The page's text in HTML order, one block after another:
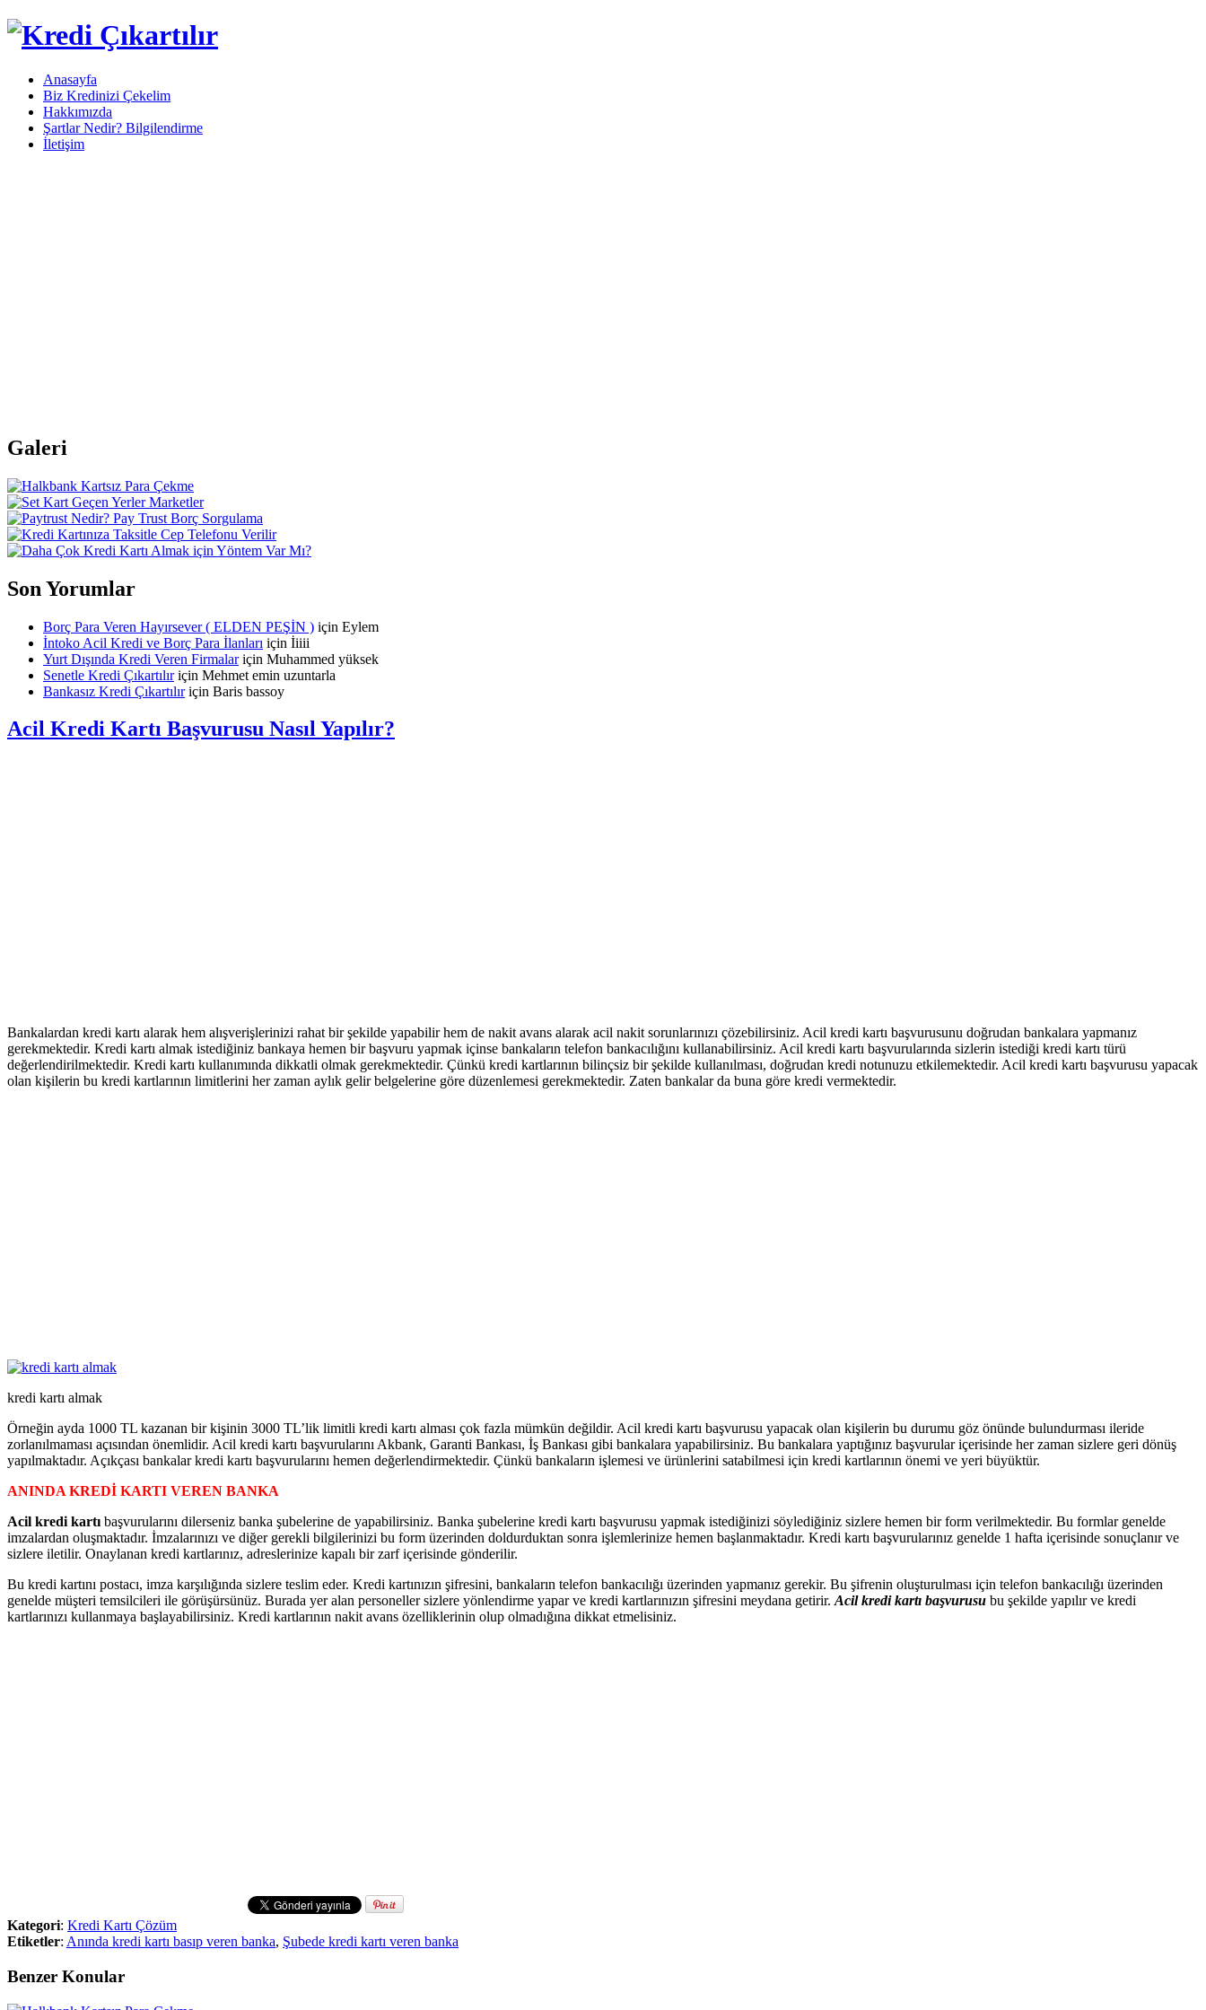
Anasayfa
Biz Kredinizi Çekelim
Hakkımızda
Şartlar Nedir? Bilgilendirme
İletişim
Galeri
Son Yorumlar
Borç Para Veren Hayırsever ( ELDEN PEŞİN ) için Eylem
İntoko Acil Kredi ve Borç Para İlanları için İiiii
Yurt Dışında Kredi Veren Firmalariçin Muhammed yüksek
Senetle Kredi Çıkartılıriçin Mehmet emin uzuntarla
Bankasız Kredi Çıkartılıriçin Baris bassoy
Acil Kredi Kartı Başvurusu Nasıl Yapılır?
Bankalardan kredi kartı alarak hem alışverişlerinizi rahat bir şekilde yapabilir hem de nakit avans alarak acil nakit sorunlarınızı çözebilirsiniz. Acil kredi kartı başvurusunu doğrudan bankalara yapmanız
gerekmektedir. Kredi kartı almak istediğiniz bankaya hemen bir başvuru yapmak içinse bankaların telefon bankacılığını kullanabilirsiniz. Acil kredi kartı başvurularında sizlerin istediği kredi kartı türü
değerlendirilmektedir. Kredi kartı kullanımında dikkatli olmak gerekmektedir. Çünkü kredi kartlarının bilinçsiz bir şekilde kullanılması, doğrudan kredi notunuzu etkilemektedir. Acil kredi kartı başvurusu yapacak
olan kişilerin bu kredi kartlarının limitlerini her zaman aylık gelir belgelerine göre düzenlemesi gerekmektedir. Zaten bankalar da buna göre kredi vermektedir.
kredi kartı almak
Örneğin ayda 1000 TL kazanan bir kişinin 3000 TL’lik limitli kredi kartı alması çok fazla mümkün değildir. Acil kredi kartı başvurusu yapacak olan kişilerin bu durumu göz önünde bulundurması ileride
zorlanılmaması açısından önemlidir. Acil kredi kartı başvurularını Akbank, Garanti Bankası, İş Bankası gibi bankalara yapabilirsiniz. Bu bankalara yaptığınız başvurular içerisinde her zaman sizlere geri dönüş
yapılmaktadır. Açıkçası bankalar kredi kartı başvurularını hemen değerlendirmektedir. Çünkü bankaların işlemesi ve ürünlerini satabilmesi için kredi kartlarının önemi ve yeri büyüktür.
ANINDA KREDİ KARTI VEREN BANKA
Acil kredi kartı başvurularını dilerseniz banka şubelerine de yapabilirsiniz. Banka şubelerine kredi kartı başvurusu yapmak istediğinizi söylediğiniz sizlere hemen bir form verilmektedir. Bu formlar genelde
imzalardan oluşmaktadır. İmzalarınızı ve diğer gerekli bilgilerinizi bu form üzerinden doldurduktan sonra işlemlerinize hemen başlanmaktadır. Kredi kartı başvurularınız genelde 1 hafta içerisinde sonuçlanır ve
sizlere iletilir. Onaylanan kredi kartlarınız, adreslerinize kapalı bir zarf içerisinde gönderilir.
Bu kredi kartını postacı, imza karşılığında sizlere teslim eder. Kredi kartınızın şifresini, bankaların telefon bankacılığı üzerinden yapmanız gerekir. Bu şifrenin oluşturulması için telefon bankacılığı üzerinden
genelde müşteri temsilcileri ile görüşürsünüz. Burada yer alan personeller sizlere yönlendirme yapar ve kredi kartlarınızın şifresini meydana getirir. Acil kredi kartı başvurusu bu şekilde yapılır ve kredi
kartlarınızı kullanmaya başlayabilirsiniz. Kredi kartlarının nakit avans özelliklerinin olup olmadığına dikkat etmelisiniz.
Kategori: Kredi Kartı Çözüm
Etiketler: Anında kredi kartı basıp veren banka, Şubede kredi kartı veren banka
Benzer Konular